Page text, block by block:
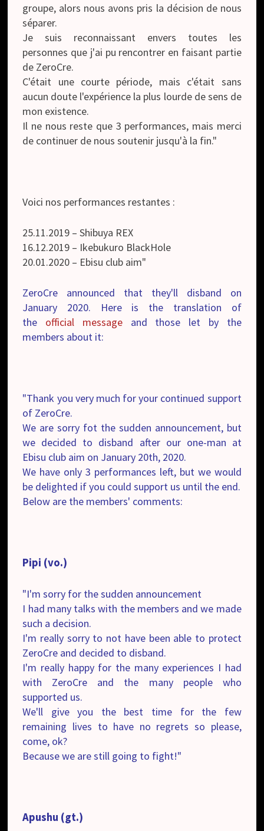
groupe, alors nous avons pris la décision de nous
séparer.
Je suis reconnaissant envers toutes les
personnes que j'ai pu rencontrer en faisant partie
de ZeroCre.
C'était une courte période, mais c'était sans
aucun doute l'expérience la plus lourde de sens de
mon existence.
Il ne nous reste que 3 performances, mais merci
de continuer de nous soutenir jusqu'à la fin."
Voici nos performances restantes :
25.11.2019 – Shibuya REX
16.12.2019 – Ikebukuro BlackHole
20.01.2020 – Ebisu club aim"
ZeroCre announced that they'll disband on
January 2020. Here is the translation of
the official message
and those let by the
members about it:
"Thank you very much for your continued support
of ZeroCre.
We are sorry fot the sudden announcement, but
we decided to disband after our one-man at
Ebisu club aim on January 20th, 2020.
We have only 3 performances left, but we would
be delighted if you could support us until the end.
Below are the members' comments:
Pipi (vo.)
"I'm sorry for the sudden announcement
I had many talks with the members and we made
such a decision.
I'm really sorry to not have been able to protect
ZeroCre and decided to disband.
I'm really happy for the many experiences I had
with ZeroCre and the many people who
supported us.
We'll give you the best time for the few
remaining lives to have no regrets so please,
come, ok?
Because we are still going to fight!"
Apushu (gt.)